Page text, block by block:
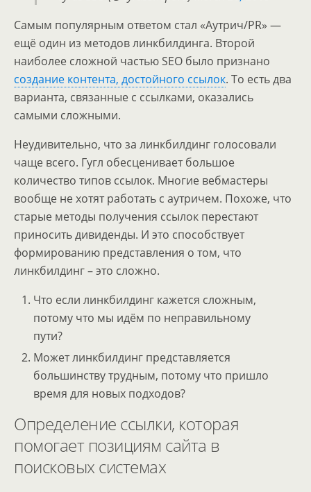
Самым популярным ответом стал «Аутрич/PR» —
ещё один из методов линкбилдинга. Второй
наиболее сложной частью SEO было признано
создание контента, достойного ссылок. То есть два
варианта, связанные с ссылками, оказались
самыми сложными.
Неудивительно, что за линкбилдинг голосовали
чаще всего. Гугл обесценивает большое
количество типов ссылок. Многие вебмастеры
вообще не хотят работать с аутричем. Похоже, что
старые методы получения ссылок перестают
приносить дивиденды. И это способствует
формированию представления о том, что
линкбилдинг – это сложно.
Что если линкбилдинг кажется сложным,
потому что мы идём по неправильному
пути?
Может линкбилдинг представляется
большинству трудным, потому что пришло
время для новых подходов?
Определение ссылки, которая
помогает позициям сайта в
поисковых системах